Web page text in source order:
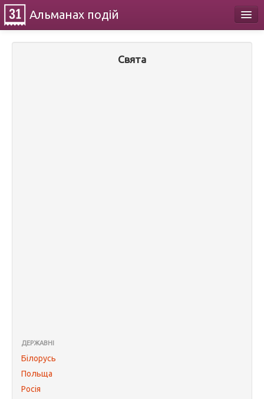
Альманах подій
Свята
ДЕРЖАВНІ
Білорусь
Польща
Росія